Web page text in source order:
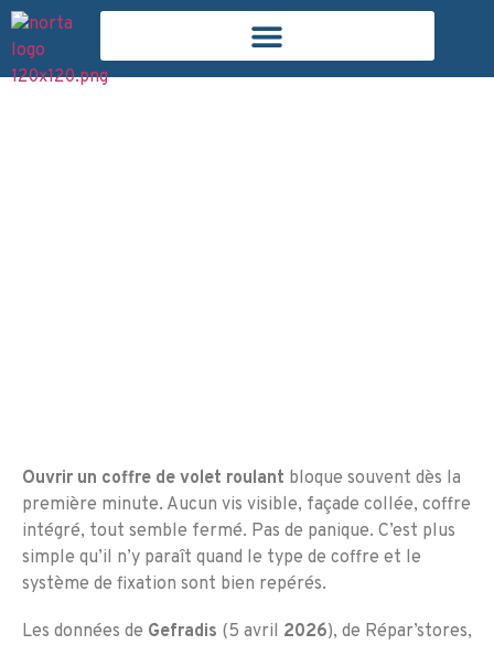
Ouvrir un coffre de volet roulant bloque souvent dès la
première minute. Aucun vis visible, façade collée, coffre
intégré, tout semble fermé. Pas de panique. C’est plus
simple qu’il n’y paraît quand le type de coffre et le
système de fixation sont bien repérés.
Les données de Gefradis (5 avril 2026), de Répar’stores,